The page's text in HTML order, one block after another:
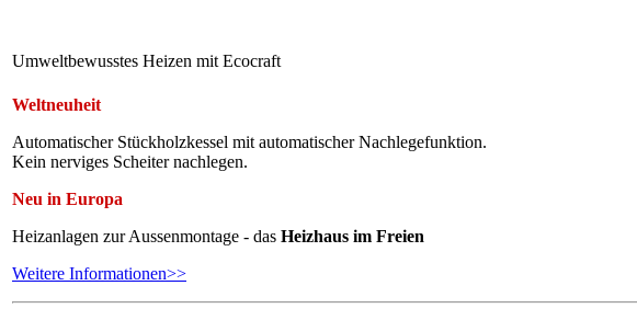
Umweltbewusstes Heizen mit Ecocraft
Weltneuheit
Automatischer Stückholzkessel mit automatischer Nachlegefunktion.
Kein nerviges Scheiter nachlegen.
Neu in Europa
Heizanlagen zur Aussenmontage - das Heizhaus im Freien
Weitere Informationen>>